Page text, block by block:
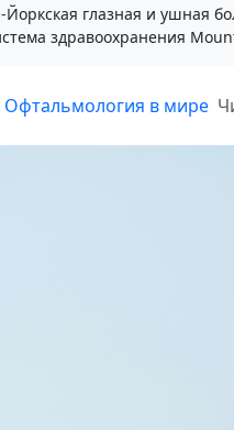
глазная и ушная
здравоохранения
Офтальмология в мире